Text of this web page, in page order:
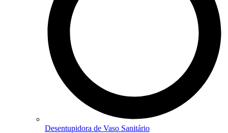
Desentupidora de Vaso Sanitário